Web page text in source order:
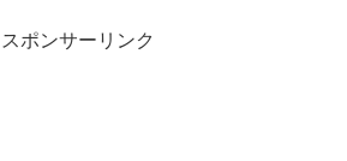
スポンサーリンク